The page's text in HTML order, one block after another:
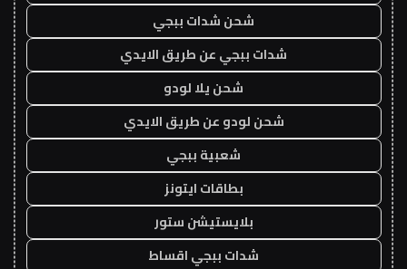
شحن شدات ببجي
شدات ببجي عن طريق الايدي
شحن يلا لودو
شحن لودو عن طريق الايدي
شعبية ببجي
بطاقات ايتونز
بلايستيشن ستور
شدات ببجي اقساط